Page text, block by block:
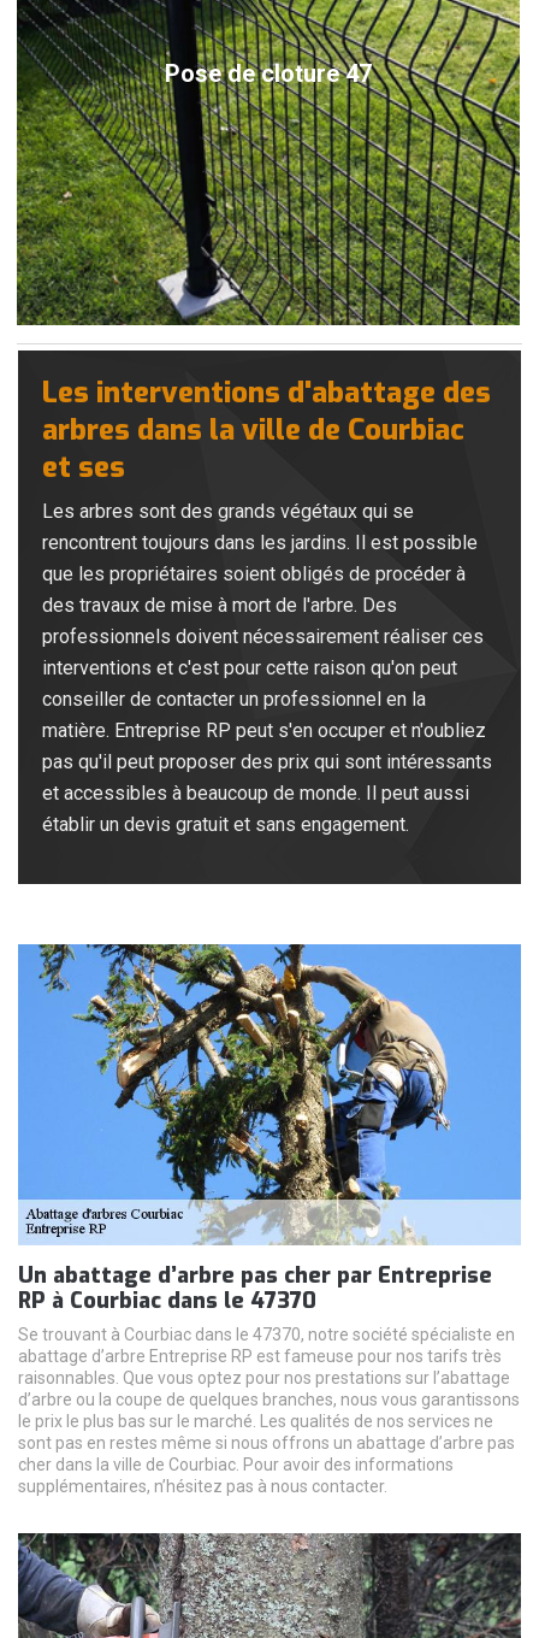
Pose de cloture 47
Les interventions d'abattage des
arbres dans la ville de Courbiac
et ses
Les arbres sont des grands végétaux qui se
rencontrent toujours dans les jardins. Il est possible
que les propriétaires soient obligés de procéder à
des travaux de mise à mort de l'arbre. Des
professionnels doivent nécessairement réaliser ces
interventions et c'est pour cette raison qu'on peut
conseiller de contacter un professionnel en la
matière. Entreprise RP peut s'en occuper et n'oubliez
pas qu'il peut proposer des prix qui sont intéressants
et accessibles à beaucoup de monde. Il peut aussi
établir un devis gratuit et sans engagement.
Un abattage d’arbre pas cher par Entreprise
RP à Courbiac dans le 47370
Se trouvant à Courbiac dans le 47370, notre société spécialiste en
abattage d’arbre Entreprise RP est fameuse pour nos tarifs très
raisonnables. Que vous optez pour nos prestations sur l’abattage
d’arbre ou la coupe de quelques branches, nous vous garantissons
le prix le plus bas sur le marché. Les qualités de nos services ne
sont pas en restes même si nous offrons un abattage d’arbre pas
cher dans la ville de Courbiac. Pour avoir des informations
supplémentaires, n’hésitez pas à nous contacter.